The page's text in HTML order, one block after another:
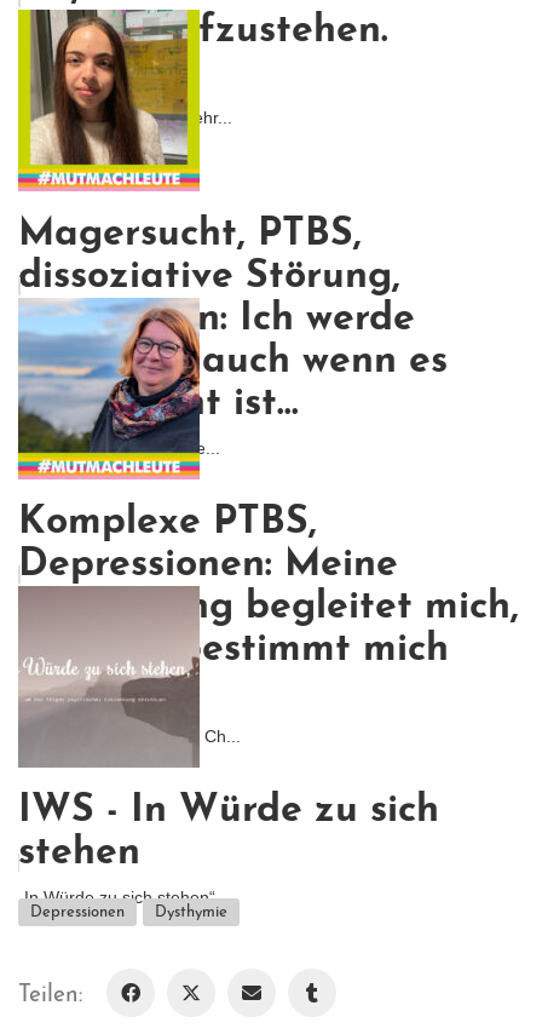
wieder aufzustehen.
(Batman)
Ich war von Anfang an ehr...
Magersucht, PTBS,
dissoziative Störung,
Depression: Ich werde
kämpfen, auch wenn es
nicht leicht ist...
Ich wollte nicht, dass me...
Komplexe PTBS,
Depressionen: Meine
Erkrankung begleitet mich,
aber sie bestimmt mich
nicht.
Ich glaube, was meinen Ch...
IWS - In Würde zu sich
stehen
„In Würde zu sich stehen“...
Depressionen Dysthymie
Teilen: